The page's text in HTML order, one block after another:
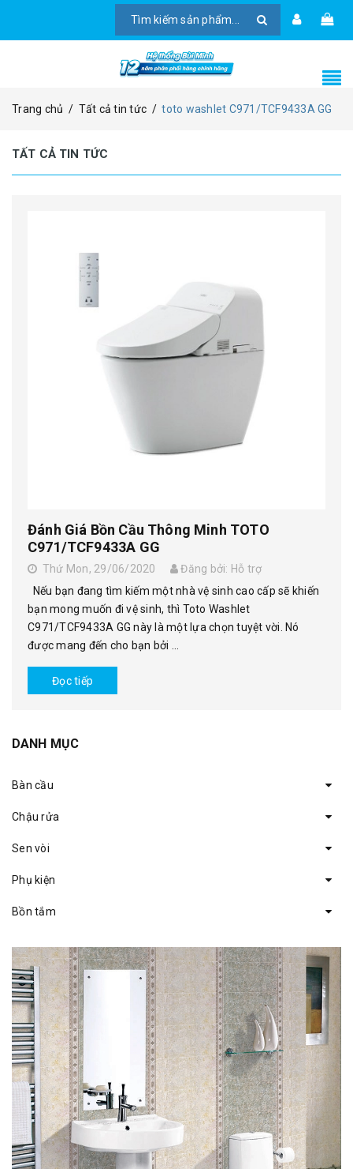
Trang chủ / Tất cả tin tức / toto washlet C971/TCF9433A GG
TẤT CẢ TIN TỨC
Đánh Giá Bồn Cầu Thông Minh TOTO
C971/TCF9433A GG
Thứ Mon, 29/06/2020
Đăng bởi: Hỗ trợ
Nếu bạn đang tìm kiếm một nhà vệ sinh cao cấp sẽ khiến
bạn mong muốn đi vệ sinh, thì Toto Washlet
C971/TCF9433A GG này là một lựa chọn tuyệt vời. Nó
được mang đến cho bạn bởi ...
Đọc tiếp
DANH MỤC
Bàn cầu
Chậu rửa
Sen vòi
Phụ kiện
Bồn tắm